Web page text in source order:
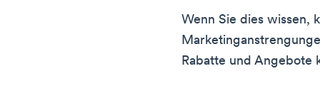
Wenn Sie dies wissen,
Rabatte und Angebote